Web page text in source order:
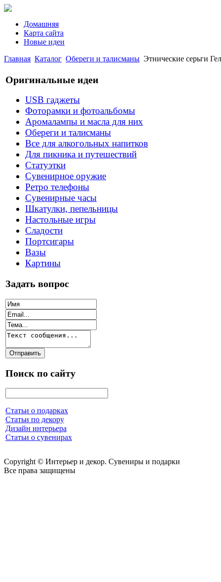
Домашняя
Карта сайта
Новые идеи
Главная Каталог Обереги и талисманы Этнические серьги
Оригинальные идеи
USB гаджеты
Фоторамки и фотоальбомы
Аромалампы и масла для них
Обереги и талисманы
Все для алкогольных напитков
Для пикника и путешествий
Статуэтки
Сувенирное оружие
Ретро телефоны
Сувенирные часы
Шкатулки, пепельницы
Настольные игры
Сладости
Портсигары
Вазы
Картины
Задать вопрос
Поиск по сайту
Статьи о подарках
Статьи по декору
Дизайн интерьера
Статьи о сувенирах
Copyright © Интерьер и декор. Сувениры и подарки
Все права защищены